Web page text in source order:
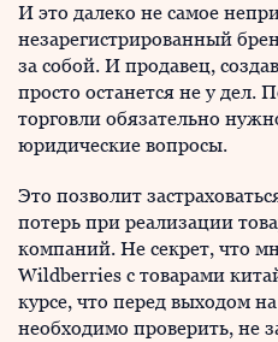
И это далеко не самое
незарегистрированный
за собой. И продавец,
просто останется не у дел.
торговли обязательно
юридические вопросы.
Это позволит
потерь при реализации
компаний. Не секрет, что
Wildberries с товарами
курсе, что перед выходом
необходимо проверить, не